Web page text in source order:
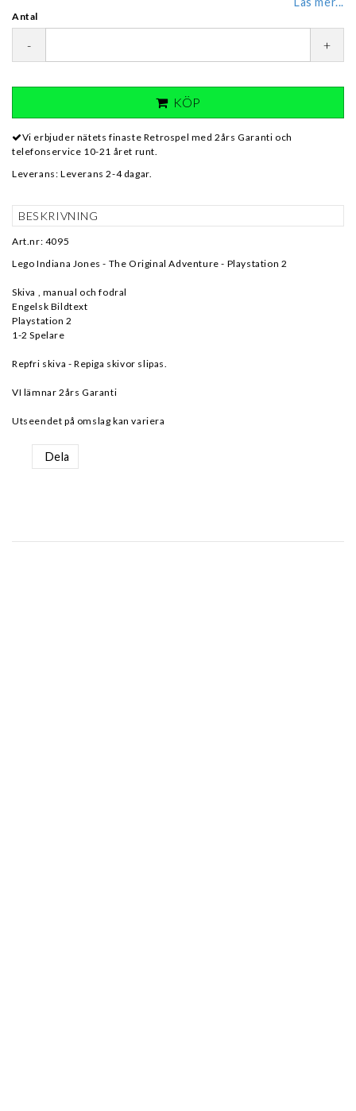
Antal
- +
KÖP
Vi erbjuder nätets finaste Retrospel med 2års Garanti och
telefonservice 10-21 året runt.
Leverans: Leverans 2-4 dagar.
BESKRIVNING
Art.nr: 4095
Lego Indiana Jones - The Original Adventure - Playstation 2
Skiva , manual och fodral
Engelsk Bildtext
Playstation 2
1-2 Spelare
Repfri skiva - Repiga skivor slipas.
VI lämnar 2års Garanti
Utseendet på omslag kan variera
Dela